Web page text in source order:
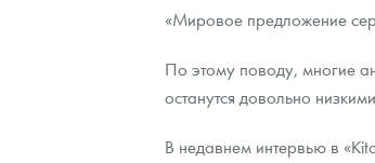
«Мировое предложение
По этому поводу, многие
останутся довольно
В недавнем интервью в